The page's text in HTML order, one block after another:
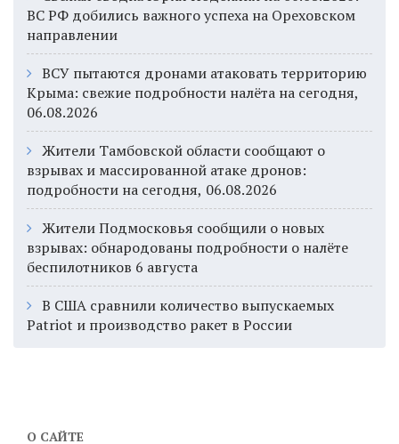
ВС РФ добились важного успеха на Ореховском
направлении
ВСУ пытаются дронами атаковать территорию
Крыма: свежие подробности налёта на сегодня,
06.08.2026
Жители Тамбовской области сообщают о
взрывах и массированной атаке дронов:
подробности на сегодня, 06.08.2026
Жители Подмосковья сообщили о новых
взрывах: обнародованы подробности о налёте
беспилотников 6 августа
В США сравнили количество выпускаемых
Patriot и производство ракет в России
О САЙТЕ